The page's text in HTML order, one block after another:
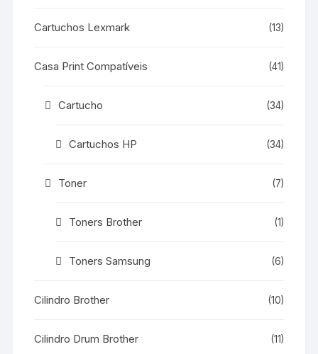
Cartuchos Lexmark (13)
Casa Print Compatíveis (41)
Cartucho (34)
Cartuchos HP (34)
Toner (7)
Toners Brother (1)
Toners Samsung (6)
Cilindro Brother (10)
Cilindro Drum Brother (11)